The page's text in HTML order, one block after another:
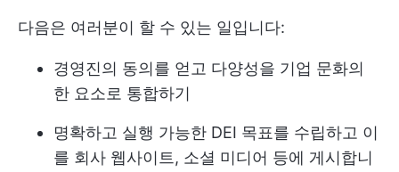
다음은 여러분이 할 수 있는 일입니다:
경영진의 동의를 얻고 다양성을 기업 문화의
한 요소로 통합하기
명확하고 실행 가능한 DEI 목표를 수립하고 이
를 회사 웹사이트, 소셜 미디어 등에 게시합니